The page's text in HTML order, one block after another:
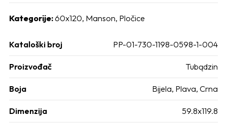
Kategorije:60x120, Manson, Pločice
Kataloški broj PP-01-730-1198-0598-1-004
Proizvođač Tubądzin
Boja Bijela, Plava, Crna
Dimenzija 59.8x119.8